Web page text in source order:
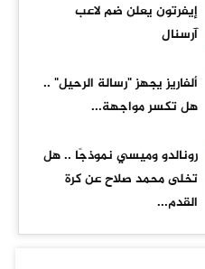
إيفرتون يعلن ضم لاعب
آرسنال
ألفاريز يجهز "رسالة الرحيل" ..
هل تكسر مواجهة...
رونالدو وميسي نموذجًا .. هل
تخلى محمد صلاح عن كرة
القدم...